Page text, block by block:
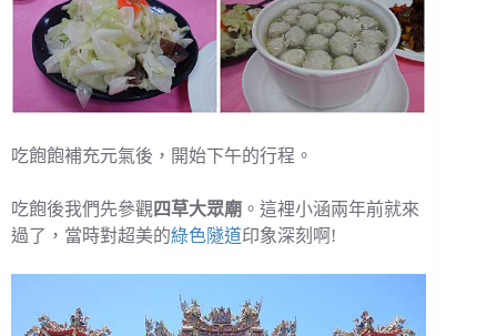
吃飽飽補充元氣後，開始下午的行程。
吃飽後我們先參觀 四草大眾廟 。這裡小涵兩年前就來
過了，當時對超美的綠色隧道印象深刻啊!